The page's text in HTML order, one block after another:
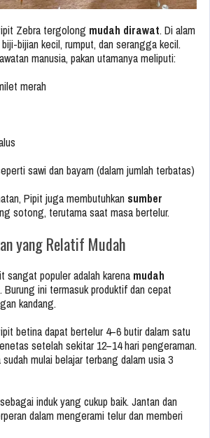
Zebra tergolong mudah dirawat. Di alam
bijian kecil, rumput, dan serangga kecil.
manusia, pakan utamanya meliputi:
merah
sawi dan bayam (dalam jumlah terbatas)
Pipit juga membutuhkan sumber
sotong, terutama saat masa bertelur.
yang Relatif Mudah
sangat populer adalah karena mudah
. Burung ini termasuk produktif dan cepat
kandang.
betina dapat bertelur 4–6 butir dalam satu
setelah sekitar 12–14 hari pengeraman.
mulai belajar terbang dalam usia 3
induk yang cukup baik. Jantan dan
dalam mengerami telur dan memberi